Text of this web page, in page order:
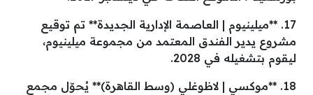
17. **ميلينيوم | العاصمة الإدارية الجديدة** تم توقيع
مشروع يدير الفندق المعتمد من مجموعة ميلينيوم،
ليقوم بتشغيله في 2028.
18. **موكسي | لاظوغلي (وسط القاهرة)** يُحوّل مجمع